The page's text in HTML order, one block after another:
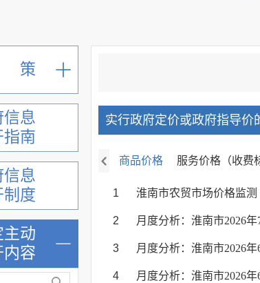
策
信息
指南
信息
制度
主动
内容
公开
实行政府定价或政府指导价
商品价格 服务价格（收费
1 淮南市农贸市场价格监测
2 月度分析：淮南市2026
3 月度分析：淮南市2026
4 月度分析：淮南市2026